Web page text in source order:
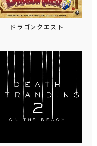
ドラゴンクエスト